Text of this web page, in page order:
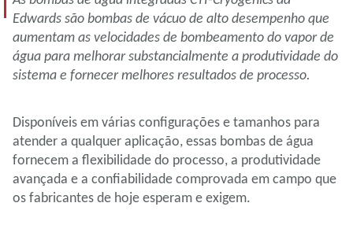
Edwards são bombas de vácuo de alto desempenho que
aumentam as velocidades de bombeamento do vapor de
água para melhorar substancialmente a produtividade do
sistema e fornecer melhores resultados de processo.
Disponíveis em várias configurações e tamanhos para
atender a qualquer aplicação, essas bombas de água
fornecem a flexibilidade do processo, a produtividade
avançada e a confiabilidade comprovada em campo que
os fabricantes de hoje esperam e exigem.